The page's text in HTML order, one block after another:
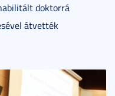
doktorrá
átvették